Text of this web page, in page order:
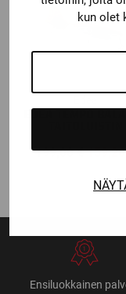
kun olet
EDEA TEMPO
199,00€
oli:
Ensiluokkainen